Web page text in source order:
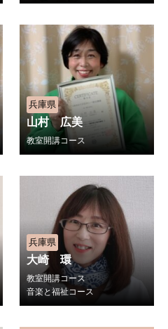
兵庫県
山村 広美
教室開講コース
兵庫県
大崎 環
教室開講コース
音楽と福祉コース